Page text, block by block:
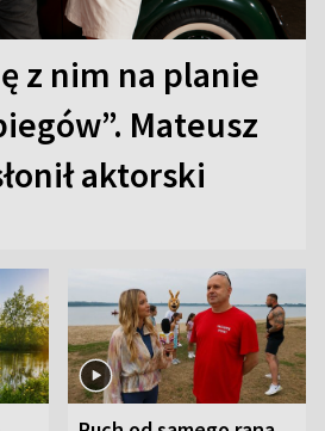
z nim na planie
Mateusz
aktorski